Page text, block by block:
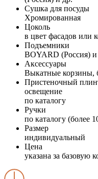
Сушка для посуды
Хромированная
Цоколь
в цвет фасадов или
Подъемники
BOYARD (Россия) и
Аксессуары
Выкатные корзины,
Пристеночный
освещение
по каталогу
Ручки
по каталогу (более
Размер
индивидуальный
Цена
указана за базовую